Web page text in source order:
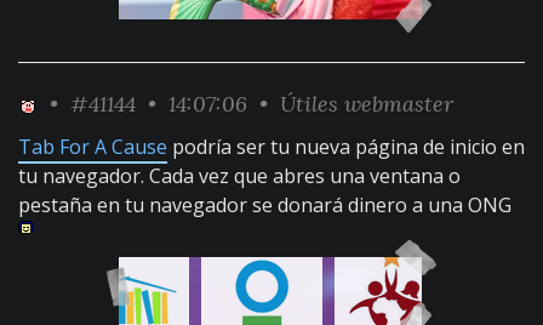
• #41144 • 14:07:06 • Útiles webmaster
Tab For A Cause podría ser tu nueva página de inicio en
tu navegador. Cada vez que abres una ventana o
pestaña en tu navegador se donará dinero a una ONG